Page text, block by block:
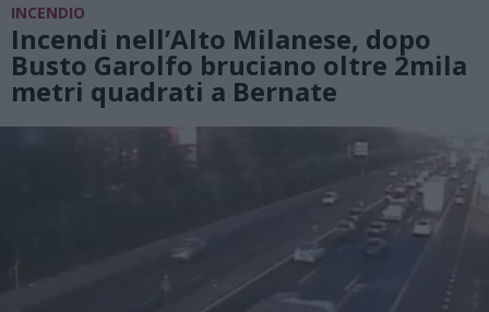
INCENDIO
Incendi nell’Alto Milanese, dopo
Busto Garolfo bruciano oltre 2mila
metri quadrati a Bernate